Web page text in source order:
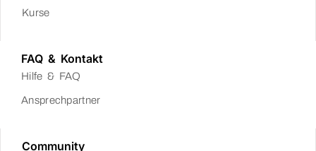
Kurse
FAQ & Kontakt
Hilfe & FAQ
Ansprechpartner
Community